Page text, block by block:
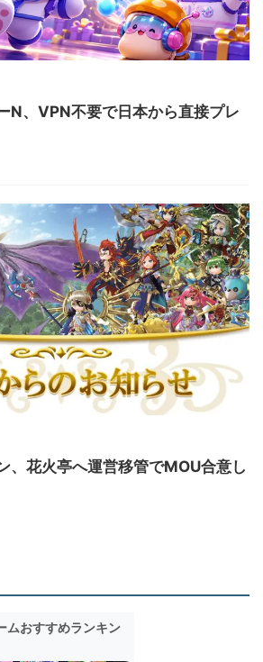
N、VPN不要で日本から直接プレ
、花火亭へ運営移管でMOU合意し
ムおすすめランキン